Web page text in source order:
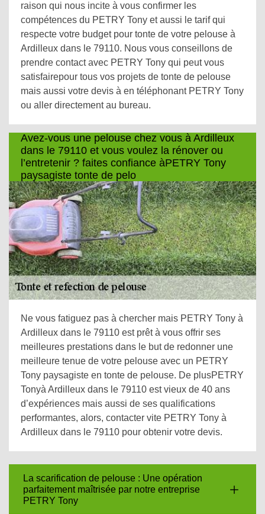
raison qui nous incite à vous confirmer les
compétences du PETRY Tony et aussi le tarif qui
respecte votre budget pour tonte de votre pelouse à
Ardilleux dans le 79110. Nous vous conseillons de
prendre contact avec PETRY Tony qui peut vous
satisfairepour tous vos projets de tonte de pelouse
mais aussi votre devis à en téléphonant PETRY Tony
ou aller directement au bureau.
Avez-vous une pelouse chez vous à Ardilleux
dans le 79110 et vous voulez la rénover ou
l’entretenir ? faites confiance àPETRY Tony
paysagiste tonte de pelo
Ne vous fatiguez pas à chercher mais PETRY Tony à
Ardilleux dans le 79110 est prêt à vous offrir ses
meilleures prestations dans le but de redonner une
meilleure tenue de votre pelouse avec un PETRY
Tony paysagiste en tonte de pelouse. De plusPETRY
Tonyà Ardilleux dans le 79110 est vieux de 40 ans
d’expériences mais aussi de ses qualifications
performantes, alors, contacter vite PETRY Tony à
Ardilleux dans le 79110 pour obtenir votre devis.
La scarification de pelouse : Une opération
parfaitement maîtrisée par notre entreprise
PETRY Tony